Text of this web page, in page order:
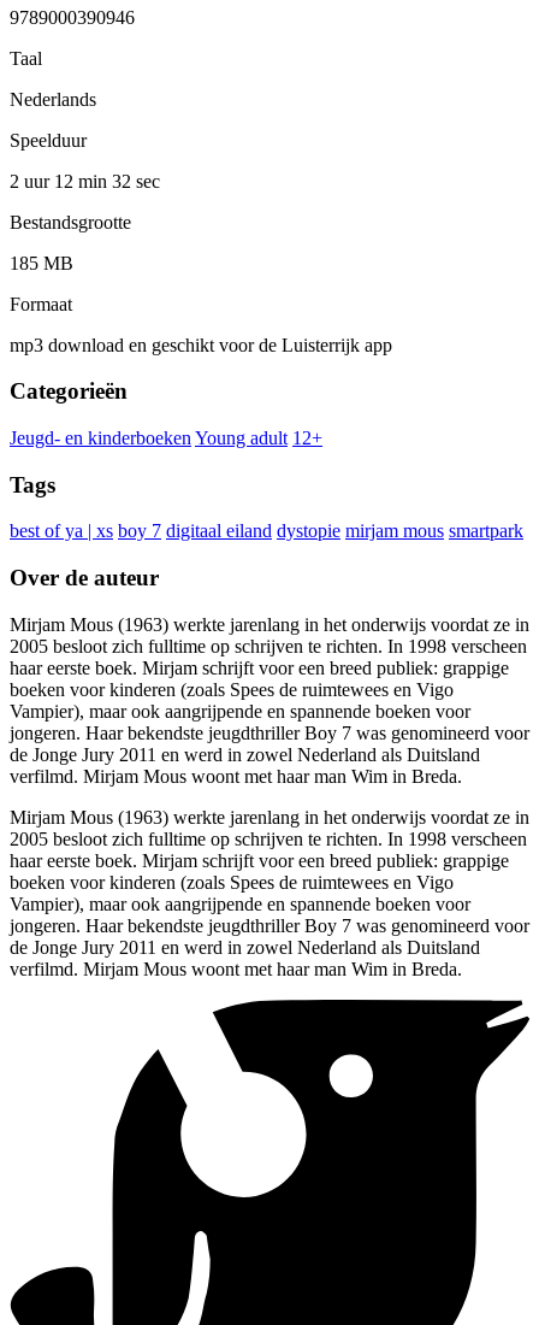
9789000390946
Taal
Nederlands
Speelduur
2 uur 12 min 32 sec
Bestandsgrootte
185 MB
Formaat
mp3 download en geschikt voor de Luisterrijk app
Categorieën
Jeugd- en kinderboeken Young adult 12+
Tags
best of ya | xs boy 7 digitaal eiland dystopie mirjam mous smartpark
Over de auteur
Mirjam Mous (1963) werkte jarenlang in het onderwijs voordat ze in
2005 besloot zich fulltime op schrijven te richten. In 1998 verscheen
haar eerste boek. Mirjam schrijft voor een breed publiek: grappige
boeken voor kinderen (zoals Spees de ruimtewees en Vigo
Vampier), maar ook aangrijpende en spannende boeken voor
jongeren. Haar bekendste jeugdthriller Boy 7 was genomineerd voor
de Jonge Jury 2011 en werd in zowel Nederland als Duitsland
verfilmd. Mirjam Mous woont met haar man Wim in Breda.
Mirjam Mous (1963) werkte jarenlang in het onderwijs voordat ze in
2005 besloot zich fulltime op schrijven te richten. In 1998 verscheen
haar eerste boek. Mirjam schrijft voor een breed publiek: grappige
boeken voor kinderen (zoals Spees de ruimtewees en Vigo
Vampier), maar ook aangrijpende en spannende boeken voor
jongeren. Haar bekendste jeugdthriller Boy 7 was genomineerd voor
de Jonge Jury 2011 en werd in zowel Nederland als Duitsland
verfilmd. Mirjam Mous woont met haar man Wim in Breda.